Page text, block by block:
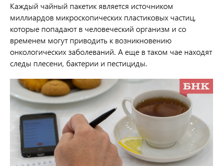
Каждый чайный пакетик является источником
миллиардов микроскопических пластиковых частиц,
которые попадают в человеческий организм и со
временем могут приводить к возникновению
онкологических заболеваний. А еще в таком чае находят
следы плесени, бактерии и пестициды.